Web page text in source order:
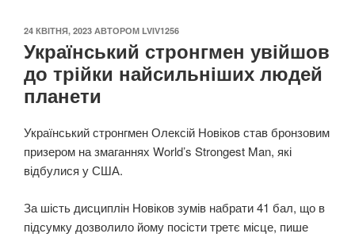
ОПУБЛІКОВАНО
24 КВІТНЯ, 2023 АВТОРОМ LVIV1256
Український стронгмен увійшов
до трійки найсильніших людей
планети
Український стронгмен Олексій Новіков став бронзовим
призером на змаганнях World’s Strongest Man, які
відбулися у США.
За шість дисциплін Новіков зумів набрати 41 бал, що в
підсумку дозволило йому посісти третє місце, пише